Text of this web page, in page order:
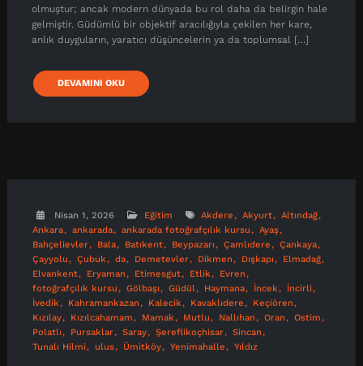
olmuştur; ancak modern dünyada bu rol daha da belirgin hale
gelmiştir. Güdümlü bir objektif aracılığıyla çekilen her kare,
anlık duyguların, yaratıcı düşüncelerin ya da toplumsal […]
DEVAMINI OKU
Nisan 1, 2026 Eğitim Akdere Akyurt
Altındağ
Ankara
ankarada ankarada fotoğrafçılık kursu
Ayaş
Bahçelievler
Bala Batıkent Beypazarı Çamlıdere
Çankaya
Çayyolu
Çubuk da Demetevler Dikmen Dışkapı
Elmadağ
Elvankent
Eryaman Etimesgut Etlik
Evren
fotoğrafçılık kursu
Gölbaşı Güdül Haymana İncek
İncirli
İvedik
Kahramankazan Kalecik Kavaklıdere
Keçiören
Kızılay
Kızılcahamam Mamak Mutlu Nallıhan Oran
Ostim
Polatlı
Pursaklar Saray Şereflikoçhisar
Sincan
Tunalı Hilmi
ulus Ümitköy Yenimahalle Yıldız